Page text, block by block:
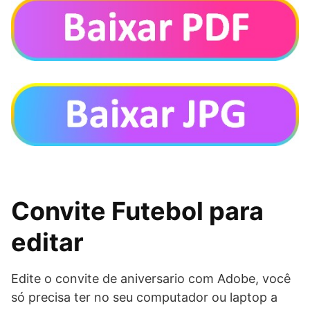
Convite Futebol para
editar
Edite o convite de aniversario com Adobe, você
só precisa ter no seu computador ou laptop a